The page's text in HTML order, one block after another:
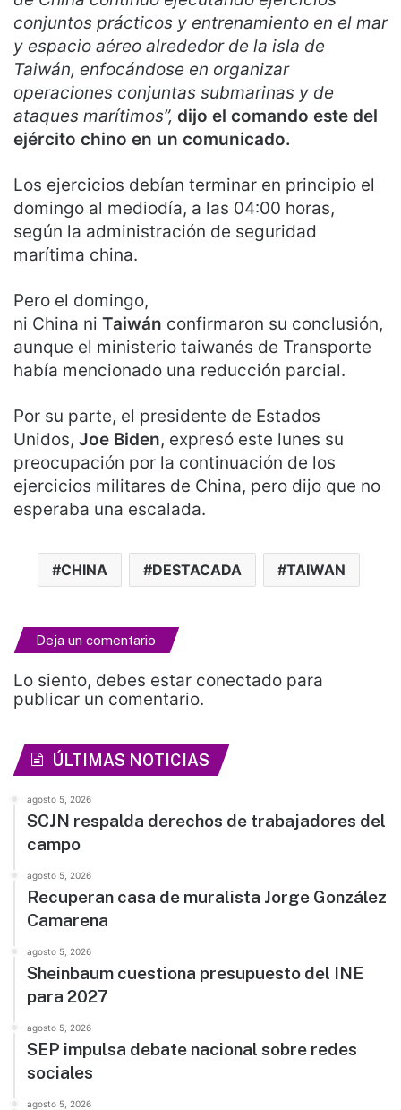
conjuntos prácticos y entrenamiento en el mar
y espacio aéreo alrededor de la isla de
Taiwán, enfocándose en organizar
operaciones conjuntas submarinas y de
ataques marítimos”, dijo el comando este del
ejército chino en un comunicado.
Los ejercicios debían terminar en principio el
domingo al mediodía, a las 04:00 horas,
según la administración de seguridad
marítima china.
Pero el domingo,
ni China ni Taiwán confirmaron su conclusión,
aunque el ministerio taiwanés de Transporte
había mencionado una reducción parcial.
Por su parte, el presidente de Estados
Unidos, Joe Biden, expresó este lunes su
preocupación por la continuación de los
ejercicios militares de China, pero dijo que no
esperaba una escalada.
CHINA DESTACADA TAIWAN
Deja un comentario
Lo siento, debes estar conectado para
publicar un comentario.
ÚLTIMAS NOTICIAS
agosto 5, 2026
SCJN respalda derechos de trabajadores del
campo
agosto 5, 2026
Recuperan casa de muralista Jorge González
Camarena
agosto 5, 2026
Sheinbaum cuestiona presupuesto del INE
para 2027
agosto 5, 2026
SEP impulsa debate nacional sobre redes
sociales
agosto 5, 2026